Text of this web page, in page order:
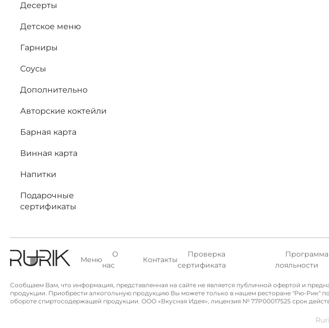
Десерты
Детское меню
Гарниры
Соусы
Дополнительно
Авторские коктейли
Барная карта
Винная карта
Напитки
Подарочные
сертификаты
Меню
О
нас
Контакты
Проверка
сертификата
Программа
лояльности
Сообщаем Вам, что информация, представленная на сайте не является публичной офертой и
продукции. Приобрести алкогольную продукцию Вы можете только в нашем ресторане "Рю-Рик"
обороте спиртосодержащей продукции. ООО «Вкусная Идея», лицензия № 77P00017525 срок